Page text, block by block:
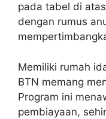
pada tabel di
dengan rumus
Memiliki rumah
BTN memang
Program ini
pembiayaan,